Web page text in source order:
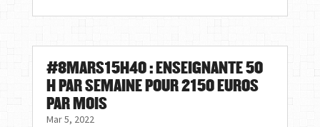
#8MARS15H40 : ENSEIGNANTE 50
H PAR SEMAINE POUR 2150 EUROS
PAR MOIS
Mar 5, 2022